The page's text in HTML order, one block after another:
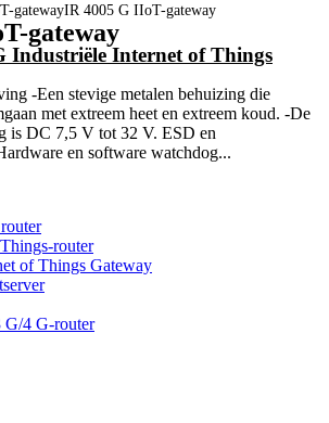
gatewayIR 4005 G IIoT-gateway
gateway
Industriële Internet of Things
-Een stevige metalen behuizing die
met extreem heet en extreem koud. -De
is DC 7,5 V tot 32 V. ESD en
en software watchdog...
router
of Things Gateway
4 G-router